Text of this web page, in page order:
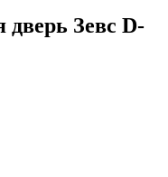
дверь Зевс D-